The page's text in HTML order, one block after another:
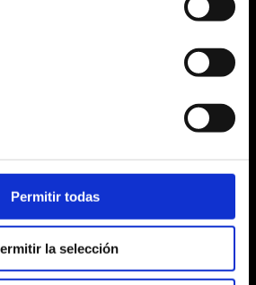
Permitir todas
la selección
23, Bajo, Izq.